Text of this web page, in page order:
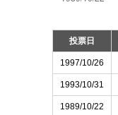
投票日
1997/10/26
1993/10/31
1989/10/22